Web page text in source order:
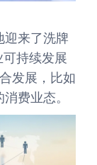
来了洗牌
持续发展
发展，比如
费业态。